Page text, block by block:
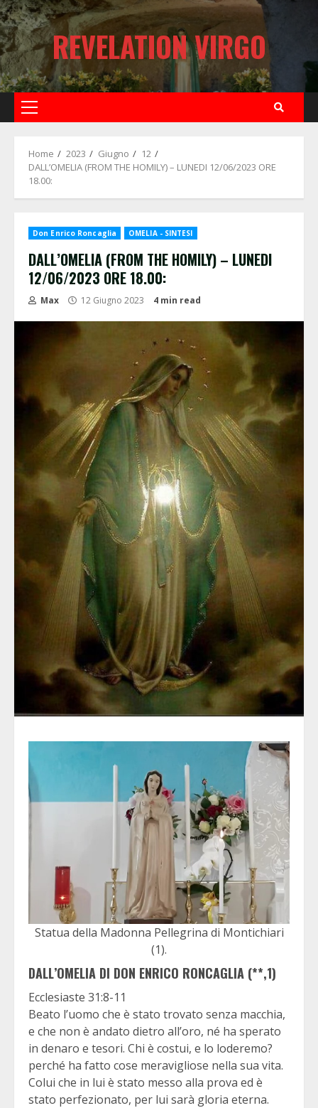
Skip
to
content
REVELATION VIRGO
Primary
Home 2023 Giugno
12
DALL’OMELIA (FROM THE HOMILY) – LUNEDI 12/06/2023 ORE
18.00:
Don Enrico Roncaglia OMELIA - SINTESI
DALL’OMELIA (FROM THE HOMILY) – LUNEDI
12/06/2023 ORE 18.00:
Max 12 Giugno 2023 4 min read
Statua della Madonna Pellegrina di Montichiari
(1).
DALL’OMELIA DI DON ENRICO RONCAGLIA (**,1)
Ecclesiaste 31:8-11
Beato l’uomo che è stato trovato senza macchia,
e che non è andato dietro all’oro, né ha sperato
in denaro e tesori. Chi è costui, e lo loderemo?
perché ha fatto cose meravigliose nella sua vita.
Colui che in lui è stato messo alla prova ed è
stato perfezionato, per lui sarà gloria eterna.